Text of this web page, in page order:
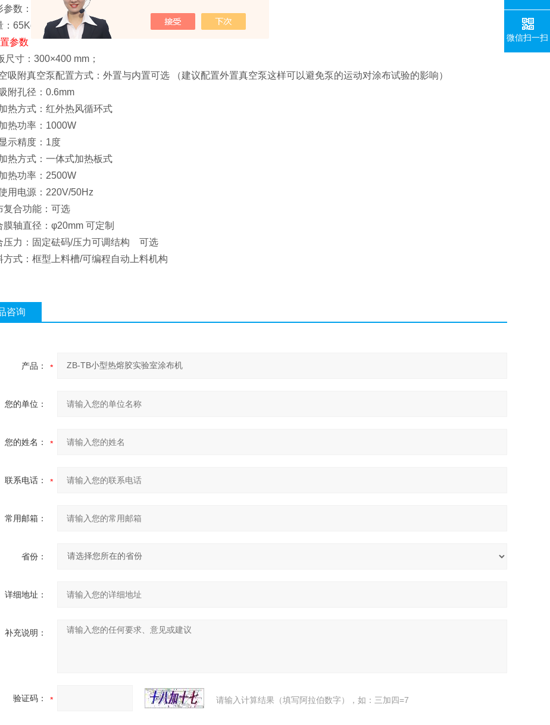
参数：600X350X300mm
65Kg
参数
尺寸：300×400 mm；
吸附真空泵配置方式：外置与内置可选 （建议配置外置真空泵这样可以避免泵的运动对涂布试验的影响）
附孔径：0.6mm
热方式：红外热风循环式
热功率：1000W
示精度：1度
热方式：一体式加热板式
热功率：2500W
用电源：220V/50Hz
复合功能：可选
膜轴直径：φ20mm 可定制
压力：固定砝码/压力可调结构 可选
方式：框型上料槽/可编程自动上料机构
咨询
产品：
您的单位：
您的姓名：
联系电话：
常用邮箱：
省份：
详细地址：
补充说明：
验证码： 请输入计算结果（填写阿拉伯数字），如：三加四=7
微信扫一扫